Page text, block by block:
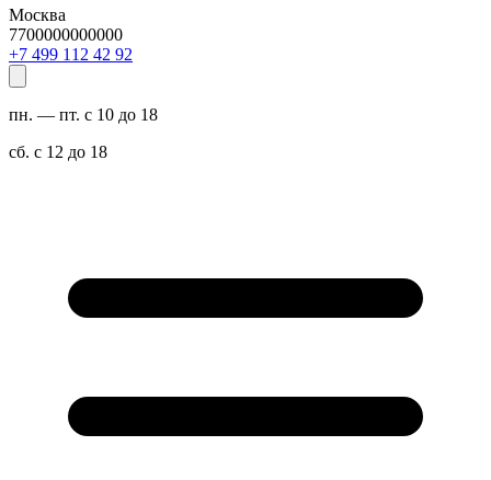
Москва
7700000000000
29 24 211 994 7+
пн. — пт. с 10 до 18
сб. с 12 до 18